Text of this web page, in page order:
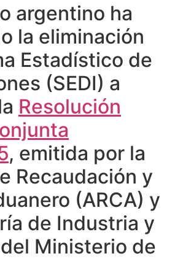
argentino ha
la eliminación
Estadístico de
(SEDI) a
Resolución
, emitida por la
Recaudación y
(ARCA) y
de Industria y
Ministerio de